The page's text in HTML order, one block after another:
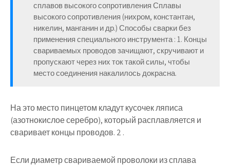
сплавов высокого сопротивления Сплавы
высокого сопротивления (нихром, константан,
никелин, манганин и др.) Способы сварки без
применения специального инструмента : 1. Концы
свариваемых проводов зачищают, скручивают и
пропускают через них ток такой силы, чтобы
место соединения накалилось докрасна.
На это место пинцетом кладут кусочек ляписа
(азотнокислое серебро), который расплавляется и
сваривает концы проводов. 2 .
Если диаметр свариваемой проволоки из сплава